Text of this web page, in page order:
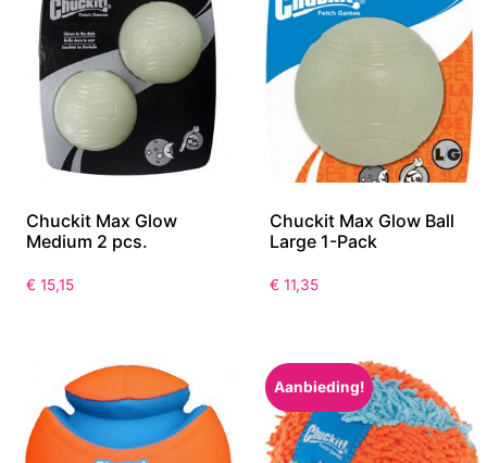
Chuckit Max Glow
Medium 2 pcs.
€ 15,15
Chuckit Max Glow Ball
Large 1-Pack
€ 11,35
Aanbieding!